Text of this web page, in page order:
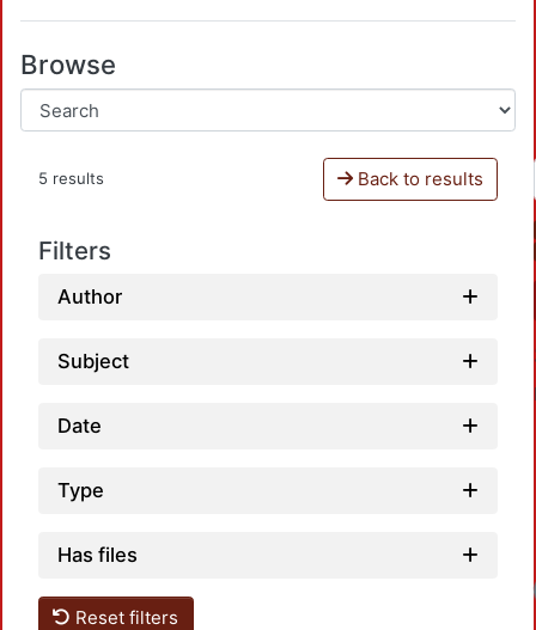
Browse
5 results Back to results
Filters
Author
Subject
Date
Type
Has files
Reset filters